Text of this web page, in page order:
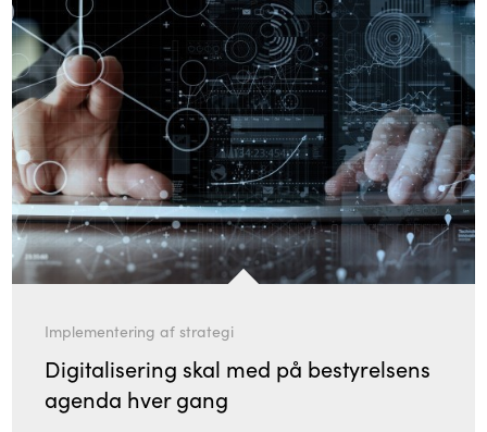
Implementering af strategi
Digitalisering skal med på bestyrelsens
agenda hver gang